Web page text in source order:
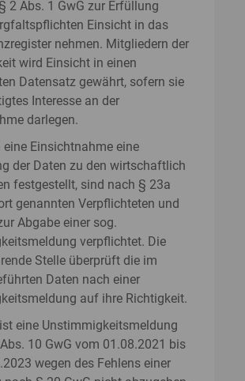
2 Abs. 1 GwG zur Erfüllung
Einsicht in das
nehmen. Mitgliedern der
wird Einsicht in einen
Datensatz gewährt, sofern sie
Interesse an der
darlegen.
eine Einsichtnahme eine
der Daten zu den wirtschaftlich
festgestellt, sind nach § 23a
genannten Verpflichteten und
Abgabe einer sog.
verpflichtet. Die
Stelle überprüft die im
Daten nach einer
auf ihre Richtigkeit.
eine Unstimmigkeitsmeldung
10 GwG vom 01.08.2021 bis
wegen des Fehlens einer